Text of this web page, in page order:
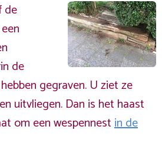
de
de
gegraven. U ziet ze
uitvliegen. Dan is het haast
om een wespennestin de